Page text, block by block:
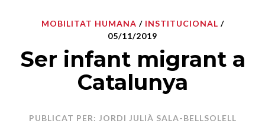
MOBILITAT HUMANA / INSTITUCIONAL /
05/11/2019
Ser infant migrant a
Catalunya
PUBLICAT PER: JORDI JULIÀ SALA-BELLSOLELL